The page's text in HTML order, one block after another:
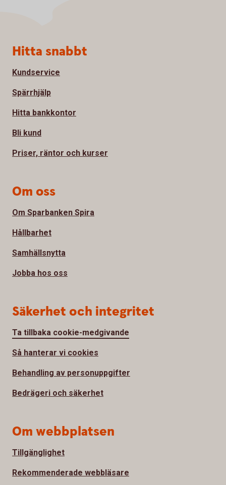
Sidfot
Hitta snabbt
Kundservice
Spärrhjälp
Hitta bankkontor
Bli kund
Priser, räntor och kurser
Om oss
Om Sparbanken Spira
Hållbarhet
Samhällsnytta
Jobba hos oss
Säkerhet och integritet
Ta tillbaka cookie-medgivande
Så hanterar vi cookies
Behandling av personuppgifter
Bedrägeri och säkerhet
Om webbplatsen
Tillgänglighet
Rekommenderade webbläsare